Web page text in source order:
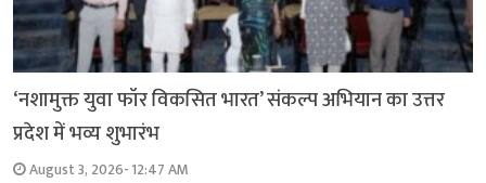
‘नशामुक्त युवा फॉर विकसित भारत’ संकल्प अभियान का उत्तर
प्रदेश में भव्य शुभारंभ
August 3, 2026- 12:47 AM